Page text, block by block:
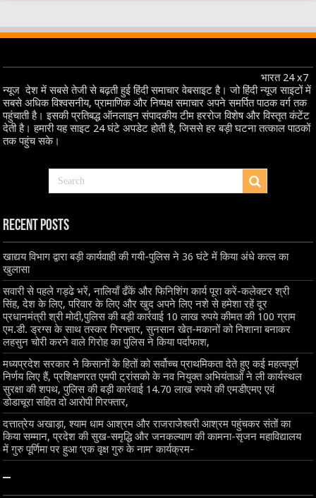
भारत 24 x7
न्यूज देश में सबसे तेजी से बढ़ती हुई हिंदी समाचार वेबसाइट है। जो हिंदी न्यूज साइटों में
सबसे अधिक विश्वसनीय, प्रामाणिक और निष्पक्ष समाचार अपने समर्पित पाठक वर्ग तक
पहुंचाती है। इसकी प्रतिबद्ध ऑनलाइन संपादकीय टीम हररोज विशेष और विस्तृत कंटेंट
देती है। हमारी यह साइट 24 घंटे अपडेट होती है, जिससे हर बड़ी घटना तत्काल पाठकों
तक पहुंच सके।
Recent Posts
खाद्यय विभाग द्वारा बड़ी कार्यवाही की गयी-पुलिस ने 36 घंटे में किया अंधे कत्ल का
खुलासा
सवारी से पहले गड्ढे भरें, नालियाँ ढँकें और फिनिशिंग कार्य पूरा करें-कलेक्टर श्री
सिंह, देश के लिए, परिवार के लिए और खुद अपने लिए नशे से हमेशा रहें दूर
प्रधानमंत्री श्री मोदी,पुलिस की बड़ी कार्रवाई 10 लाख रुपये कीमत की 100 ग्राम
एम.डी. ड्रग्स के साथ तस्कर गिरफ्तार, सुनसान खेत-मकानों को निशाना बनाकर
लहसुन चोरी करने वाले गिरोह का पुलिस ने किया पर्दाफाश,
मध्यप्रदेश सरकार ने किसानों के हितों को सर्वोच्च प्राथमिकता देते हुए कई महत्वपूर्ण
निर्णय लिए हैं, प्रशिक्षणरत एमपी ट्रांसको के नव नियुक्त अभियंताओं ने ली कार्यस्थल
सुरक्षा की शपथ, पुलिस की बड़ी कार्रवाई 14.70 लाख रुपये की एमडीएमए एवं
डोडाचूरा सहित दो आरोपी गिरफ्तार,
दत्तात्रेय अखाड़ा, श्याम धाम आश्रम और राजराजेश्वरी आश्रम पहुंचकर संतों का
किया सम्मान, प्रदेश की सुख-समृद्धि और जनकल्याण की कामना-सृजन महाविद्यालय
में गुरु पूर्णिमा पर हुआ ‘एक वृक्ष गुरु के नाम’ कार्यक्रम-
–